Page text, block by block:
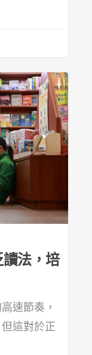
讀法，培
速節奏，
這對於正